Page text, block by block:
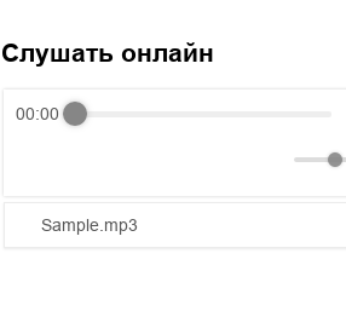
Слушать онлайн
00:00
Sample.mp3